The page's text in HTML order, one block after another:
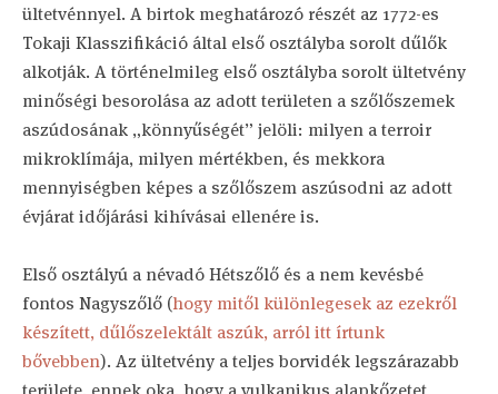
ültetvénnyel. A birtok meghatározó részét az 1772-es
Tokaji Klasszifikáció által első osztályba sorolt dűlők
alkotják. A történelmileg első osztályba sorolt ültetvény
minőségi besorolása az adott területen a szőlőszemek
aszúdosának „könnyűségét” jelöli: milyen a terroir
mikroklímája, milyen mértékben, és mekkora
mennyiségben képes a szőlőszem aszúsodni az adott
évjárat időjárási kihívásai ellenére is.
Első osztályú a névadó Hétszőlő és a nem kevésbé
fontos Nagyszőlő (hogy mitől különlegesek az ezekről
készített, dűlőszelektált aszúk, arról itt írtunk
bővebben). Az ültetvény a teljes borvidék legszárazabb